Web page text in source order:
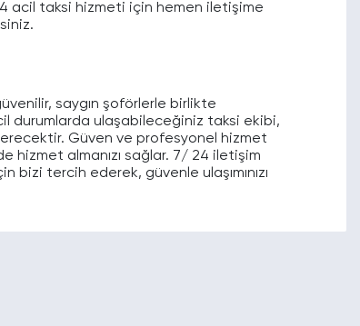
acil taksi hizmeti için hemen iletişime
saygın şoförlerle birlikte
durumlarda ulaşabileceğiniz taksi ekibi,
Güven ve profesyonel hizmet
hizmet almanızı sağlar. 7/ 24 iletişim
bizi tercih ederek, güvenle ulaşımınızı